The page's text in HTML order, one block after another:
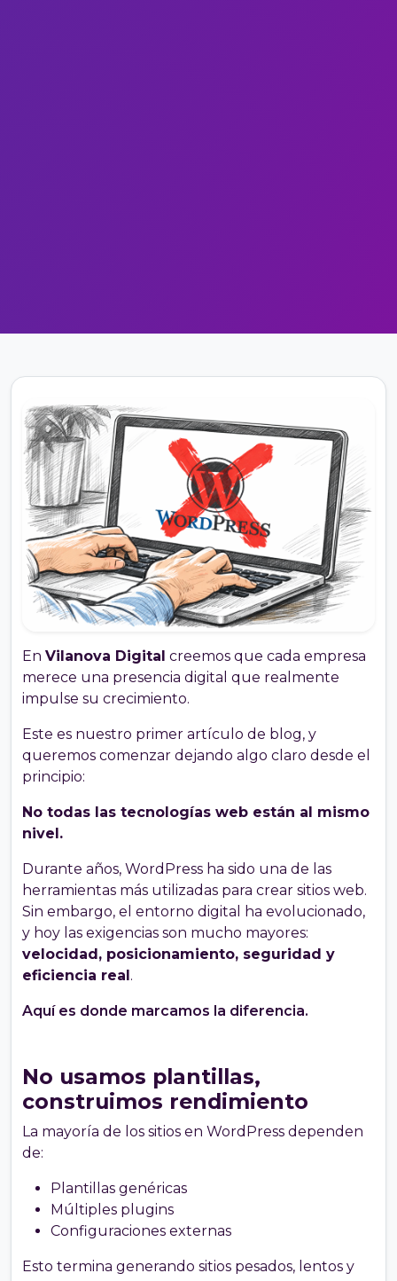
En Vilanova Digital creemos que cada empresa
merece una presencia digital que realmente
impulse su crecimiento.
Este es nuestro primer artículo de blog, y
queremos comenzar dejando algo claro desde el
principio:
No todas las tecnologías web están al mismo
nivel.
Durante años, WordPress ha sido una de las
herramientas más utilizadas para crear sitios web.
Sin embargo, el entorno digital ha evolucionado,
y hoy las exigencias son mucho mayores:
velocidad, posicionamiento, seguridad y
eficiencia real.
Aquí es donde marcamos la diferencia.
No usamos plantillas,
construimos rendimiento
La mayoría de los sitios en WordPress dependen
de:
Plantillas genéricas
Múltiples plugins
Configuraciones externas
Esto termina generando sitios pesados, lentos y